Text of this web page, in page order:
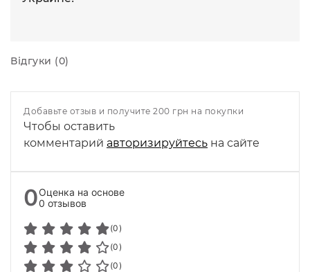
Відгуки (0)
Добавьте отзыв и получите 200 грн на покупки
Чтобы оставить
комментарий авторизируйтесь на сайте
0Оценка на основе
0 отзывов
(0)
(0)
(0)